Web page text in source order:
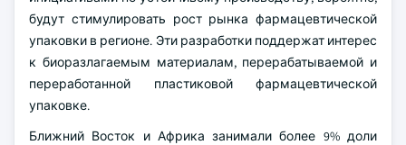
будут стимулировать рост рынка фармацевтической
упаковки в регионе. Эти разработки поддержат интерес
к биоразлагаемым материалам, перерабатываемой и
переработанной пластиковой фармацевтической
упаковке.
Ближний Восток и Африка занимали более 9% доли